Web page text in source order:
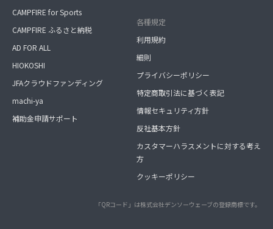
CAMPFIRE for Sports
CAMPFIRE ふるさと納税
AD FOR ALL
HIOKOSHI
JFAクラウドファンディング
machi-ya
補助金申請サポート
各種規定
利用規約
細則
プライバシーポリシー
特定商取引法に基づく表記
情報セキュリティ方針
反社基本方針
カスタマーハラスメントに対する考え
方
クッキーポリシー
「QRコード」は株式会社デンソーウェーブの登録商標です。